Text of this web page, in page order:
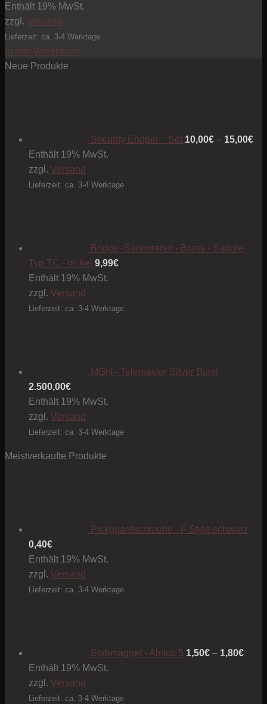
Enthält 19% MwSt.
zzgl. Versand
Lieferzeit: ca. 3-4 Werktage
In den Warenkorb
Neue Produkte
Security Endpin – Set 10,00€ – 15,00€
Enthält 19% MwSt.
zzgl. Versand
Lieferzeit: ca. 3-4 Werktage
Bridge -Saitenreiter - Brass - Saddle-
Typ TC - nickel 9,99€
Enthält 19% MwSt.
zzgl. Versand
Lieferzeit: ca. 3-4 Werktage
MGH - Telemaster Silver Burst
2.500,00€
Enthält 19% MwSt.
zzgl. Versand
Lieferzeit: ca. 3-4 Werktage
Meistverkaufte Produkte
Pickguardschraube - F Style schwarz
0,40€
Enthält 19% MwSt.
zzgl. Versand
Lieferzeit: ca. 3-4 Werktage
Stabmagnet - Alnico 5 1,50€ – 1,80€1,80€
Enthält 19% MwSt.
zzgl. Versand
Lieferzeit: ca. 3-4 Werktage